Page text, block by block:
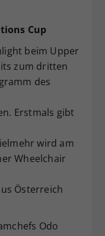
Cup
beim Upper
zum dritten
des
Erstmals gibt
wird am
Wheelchair
Österreich
Odo